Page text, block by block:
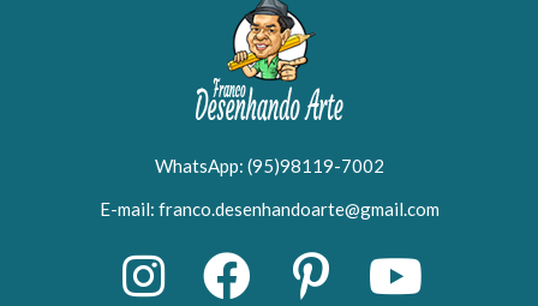
WhatsApp: (95)98119-7002
E-mail: franco.desenhandoarte@gmail.com